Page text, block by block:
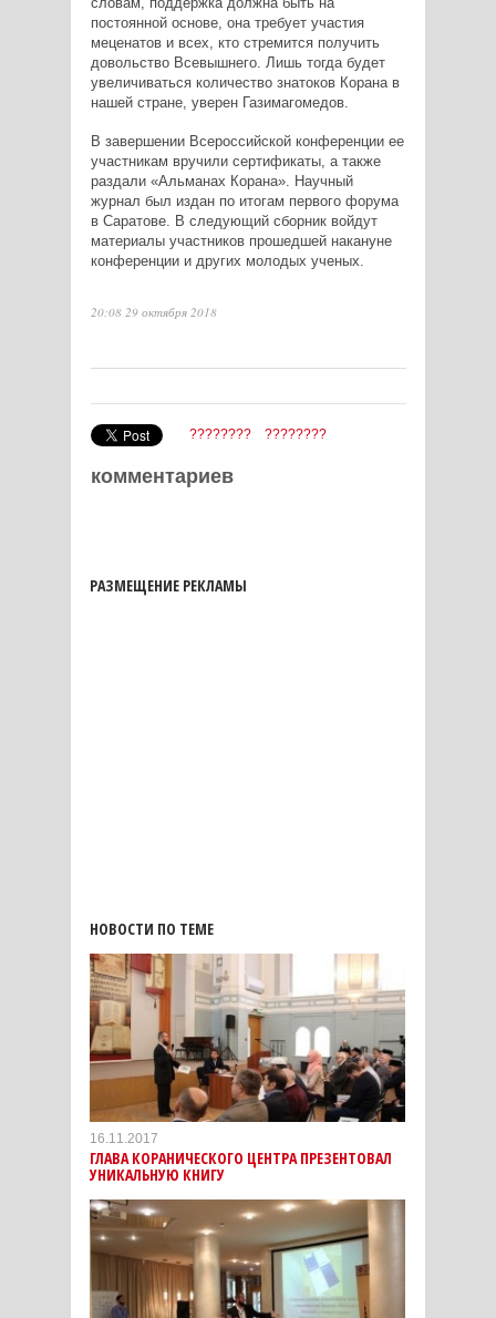
постоянной основе, она требует участия
меценатов и всех, кто стремится получить
довольство Всевышнего. Лишь тогда будет
увеличиваться количество знатоков Корана в
нашей стране, уверен Газимагомедов.
В завершении Всероссийской конференции ее
участникам вручили сертификаты, а также
раздали «Альманах Корана». Научный
журнал был издан по итогам первого форума
в Саратове. В следующий сборник войдут
материалы участников прошедшей накануне
конференции и других молодых ученых.
20:08 29 октября 2018
???????? ????????
комментариев
РАЗМЕЩЕНИЕ РЕКЛАМЫ
НОВОСТИ ПО ТЕМЕ
16.11.2017
ГЛАВА КОРАНИЧЕСКОГО ЦЕНТРА ПРЕЗЕНТОВАЛ
УНИКАЛЬНУЮ КНИГУ